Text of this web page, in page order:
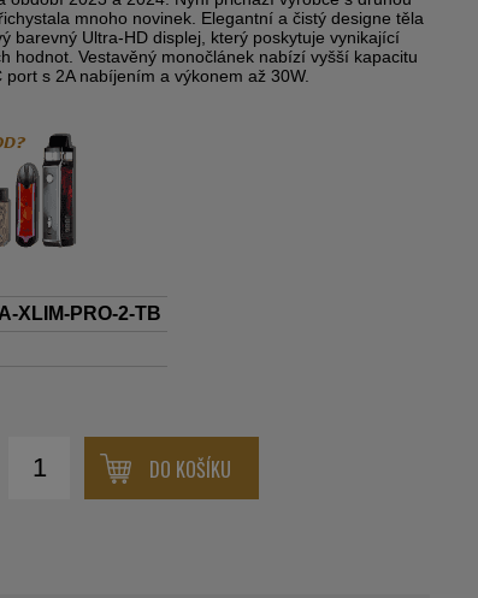
mnoho novinek. Elegantní a čistý designe těla
barevný Ultra-HD displej, který poskytuje vynikající
hodnot. Vestavěný monočlánek nabízí vyšší kapacitu
s 2A nabíjením a výkonem až 30W.
XLIM-PRO-2-TB
DO KOŠÍKU